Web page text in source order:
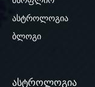
ასტროლოგია
ბლოგი
ასტროლოგია